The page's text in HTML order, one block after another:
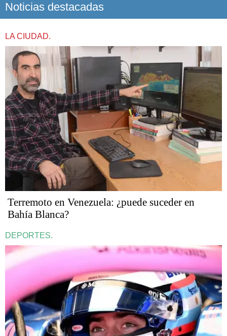
Noticias destacadas
LA CIUDAD.
Terremoto en Venezuela: ¿puede suceder en
Bahía Blanca?
DEPORTES.